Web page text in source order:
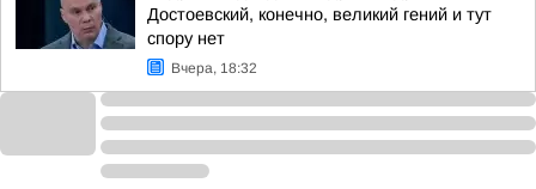
Достоевский, конечно, великий гений и тут
спору нет
Вчера, 18:32